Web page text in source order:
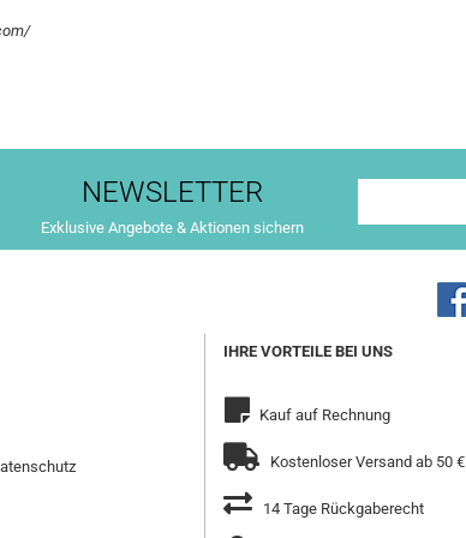
NEWSLETTER
Exklusive Angebote & Aktionen sichern
IHRE VORTEILE BEI UNS
Kauf auf Rechnung
Kostenloser Versand ab 50 €
14 Tage Rückgaberecht